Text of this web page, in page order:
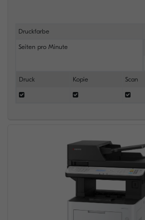
Druckfarbe
Seiten pro Minute
Druck Kopie Scan